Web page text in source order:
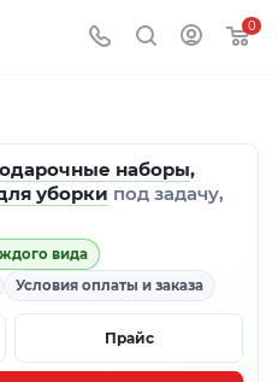
0
наборы,
уборки под задачу,
вида
Условия оплаты и заказа
Прайс